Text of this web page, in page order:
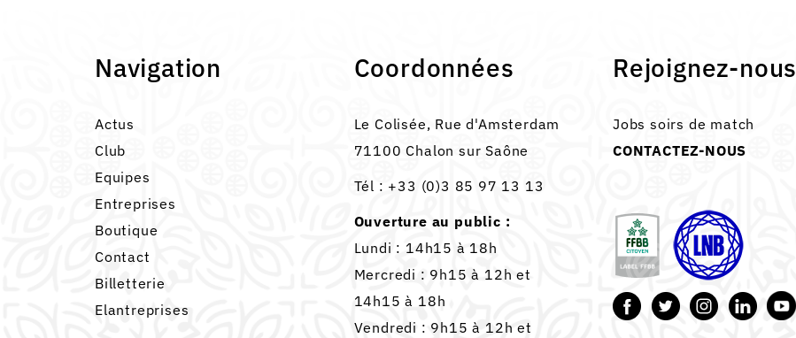
Navigation
Actus
Club
Equipes
Entreprises
Boutique
Contact
Billetterie
Elantreprises
Coordonnées
Le Colisée, Rue d'Amsterdam
71100 Chalon sur Saône
Tél : +33 (0)3 85 97 13 13
Ouverture au public :
Lundi : 14h15 à 18h
Mercredi : 9h15 à 12h et
14h15 à 18h
Vendredi : 9h15 à 12h et
Rejoignez-nous
Jobs soirs de match
CONTACTEZ-NOUS